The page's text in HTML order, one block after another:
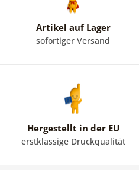
Artikel auf Lager
sofortiger Versand
Hergestellt in der EU
erstklassige Druckqualität